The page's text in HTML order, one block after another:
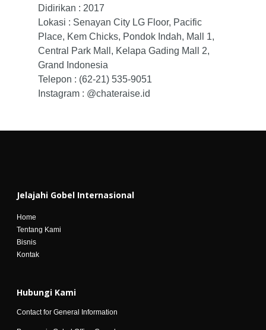
Didirikan : 2017
Lokasi : Senayan City LG Floor, Pacific
Place, Kem Chicks, Pondok Indah, Mall 1,
Central Park Mall, Kelapa Gading Mall 2,
Grand Indonesia
Telepon : (62-21) 535-9051
Instagram : @chateraise.id
Jelajahi Gobel Internasional
Home
Tentang Kami
Bisnis
Kontak
Hubungi Kami
Contact for General Information